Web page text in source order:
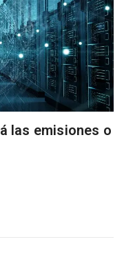
las emisiones o